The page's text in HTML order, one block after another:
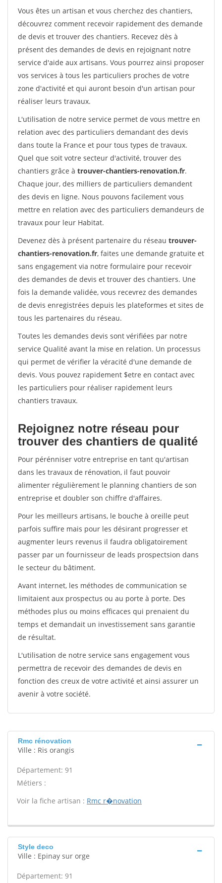
Vous êtes un artisan et vous cherchez des chantiers,
découvrez comment recevoir rapidement des demande
de devis et trouver des chantiers. Recevez dès à
présent des demandes de devis en rejoignant notre
service d'aide aux artisans. Vous pourrez ainsi proposer
vos services à tous les particuliers proches de votre
zone d'activité et qui auront besoin d'un artisan pour
réaliser leurs travaux.
L'utilisation de notre service permet de vous mettre en
relation avec des particuliers demandant des devis
dans toute la France et pour tous types de travaux.
Quel que soit votre secteur d'activité, trouver des
chantiers grâce à trouver-chantiers-renovation.fr.
Chaque jour, des milliers de particuliers demandent
des devis en ligne. Nous pouvons facilement vous
mettre en relation avec des particuliers demandeurs de
travaux pour leur Habitat.
Devenez dès à présent partenaire du réseau trouver-
chantiers-renovation.fr, faites une demande gratuite et
sans engagement via notre formulaire pour recevoir
des demandes de devis et trouver des chantiers. Une
fois la demande validée, vous recevrez des demandes
de devis enregistrées depuis les plateformes et sites de
tous les partenaires du réseau.
Toutes les demandes devis sont vérifiées par notre
service Qualité avant la mise en relation. Un processus
qui permet de vérifier la véracité d'une demande de
devis. Vous pouvez rapidement $etre en contact avec
les particuliers pour réaliser rapidement leurs
chantiers travaux.
Rejoignez notre réseau pour
trouver des chantiers de qualité
Pour pérénniser votre entreprise en tant qu'artisan
dans les travaux de rénovation, il faut pouvoir
alimenter régulièrement le planning chantiers de son
entreprise et doubler son chiffre d'affaires.
Pour les meilleurs artisans, le bouche à oreille peut
parfois suffire mais pour les désirant progresser et
augmenter leurs revenus il faudra obligatoirement
passer par un fournisseur de leads prospectsion dans
le secteur du bâtiment.
Avant internet, les méthodes de communication se
limitaient aux prospectus ou au porte à porte. Des
méthodes plus ou moins efficaces qui prenaient du
temps et demandait un investissement sans garantie
de résultat.
L'utilisation de notre service sans engagement vous
permettra de recevoir des demandes de devis en
fonction des creux de votre activité et ainsi assurer un
avenir à votre société.
Rmc rénovation
Ville : Ris orangis
Département: 91
Métiers :
Voir la fiche artisan : Rmc r�novation
Style deco
Ville : Epinay sur orge
Département: 91